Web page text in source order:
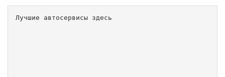
Лучшие автосервисы здесь